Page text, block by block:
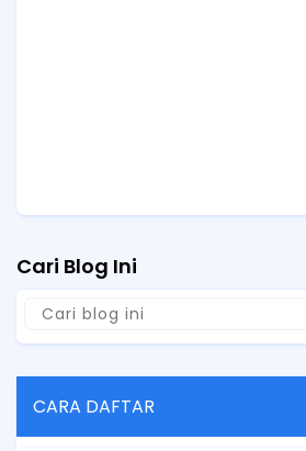
Cari Blog Ini
CARA DAFTAR